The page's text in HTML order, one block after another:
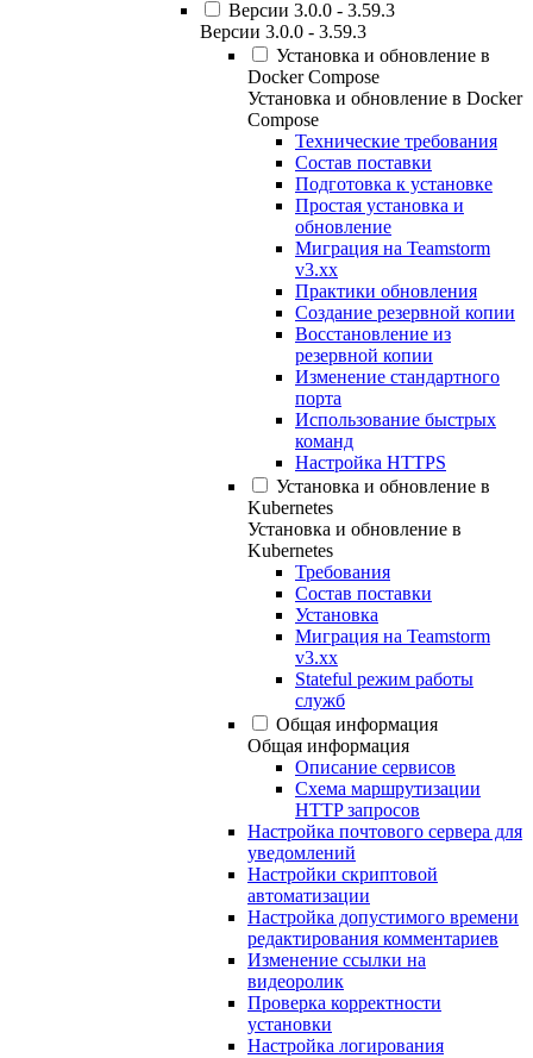
Версии 3.0.0 - 3.59.3
Версии 3.0.0 - 3.59.3
Установка и обновление в
Docker Compose
Установка и обновление в Docker
Compose
Технические требования
Состав поставки
Подготовка к установке
Простая установка и
обновление
Миграция на Teamstorm
v3.xx
Практики обновления
Создание резервной копии
Восстановление из
резервной копии
Изменение стандартного
порта
Использование быстрых
команд
Настройка HTTPS
Установка и обновление в
Kubernetes
Установка и обновление в
Kubernetes
Требования
Состав поставки
Установка
Миграция на Teamstorm
v3.xx
Stateful режим работы
служб
Общая информация
Общая информация
Описание сервисов
Схема маршрутизации
HTTP запросов
Настройка почтового сервера для
уведомлений
Настройки скриптовой
автоматизации
Настройка допустимого времени
редактирования комментариев
Изменение ссылки на
видеоролик
Проверка корректности
установки
Настройка логирования